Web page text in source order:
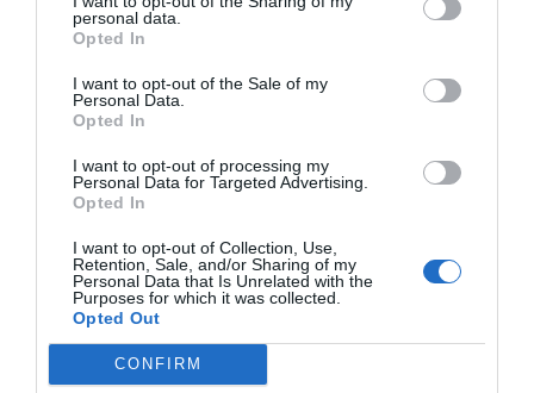
personal data.
Opted In
I want to opt-out of the Sale of my
Personal Data.
Opted In
I want to opt-out of processing my
Personal Data for Targeted Advertising.
Opted In
I want to opt-out of Collection, Use,
Retention, Sale, and/or Sharing of my
Personal Data that Is Unrelated with the
Purposes for which it was collected.
Opted Out
CONFIRM